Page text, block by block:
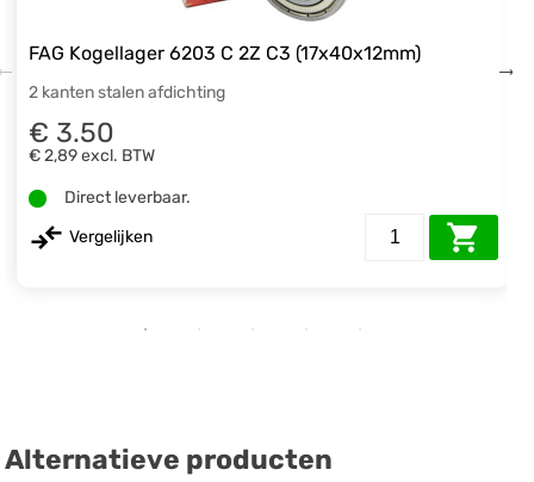
FAG Kogellager 6203 C 2Z C3 (17x40x12mm)
2 kanten stalen afdichting
€ 3.50
€ 2,89excl. BTW
Direct leverbaar.
Vergelijken
Alternatieve producten